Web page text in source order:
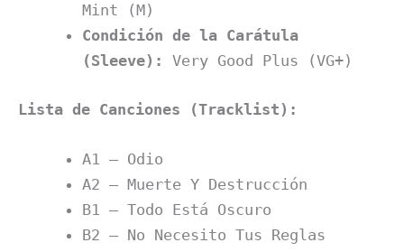
Mint (M)
Condición de la Carátula
(Sleeve):
Very Good Plus (VG+)
Lista de Canciones (Tracklist):
A1 – Odio
A2 – Muerte Y Destrucción
B1 – Todo Está Oscuro
B2 – No Necesito Tus Reglas